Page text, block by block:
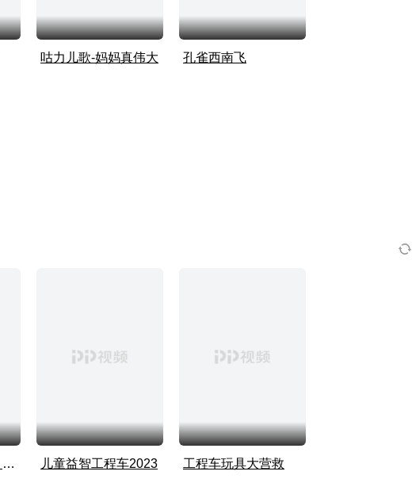
咕力儿歌-妈妈真伟大 孔雀西南飞
奇妙少女换装日记 第二季 儿童益智工程车2023 工程车玩具大营救